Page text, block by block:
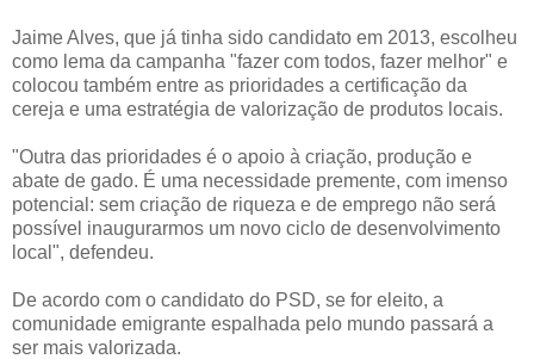
Jaime Alves, que já tinha sido candidato em 2013, escolheu
como lema da campanha "fazer com todos, fazer melhor" e
colocou também entre as prioridades a certificação da
cereja e uma estratégia de valorização de produtos locais.
"Outra das prioridades é o apoio à criação, produção e
abate de gado. É uma necessidade premente, com imenso
potencial: sem criação de riqueza e de emprego não será
possível inaugurarmos um novo ciclo de desenvolvimento
local", defendeu.
De acordo com o candidato do PSD, se for eleito, a
comunidade emigrante espalhada pelo mundo passará a
ser mais valorizada.